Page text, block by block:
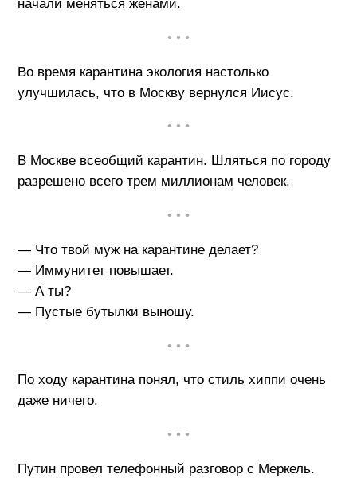
начали меняться женами.
• • •
Во время карантина экология настолько
улучшилась, что в Москву вернулся Иисус.
• • •
В Москве всеобщий карантин. Шляться по городу
разрешено всего трем миллионам человек.
• • •
— Что твой муж на карантине делает?
— Иммунитет повышает.
— А ты?
— Пустые бутылки выношу.
• • •
По ходу карантина понял, что стиль хиппи очень
даже ничего.
• • •
Путин провел телефонный разговор с Меркель.